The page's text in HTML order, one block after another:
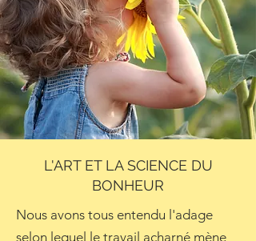
L'ART ET LA SCIENCE DU
BONHEUR
Nous avons tous entendu l'adage
selon lequel le travail acharné mène